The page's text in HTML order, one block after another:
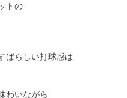
トの
ばらしい打球感は
わいながら